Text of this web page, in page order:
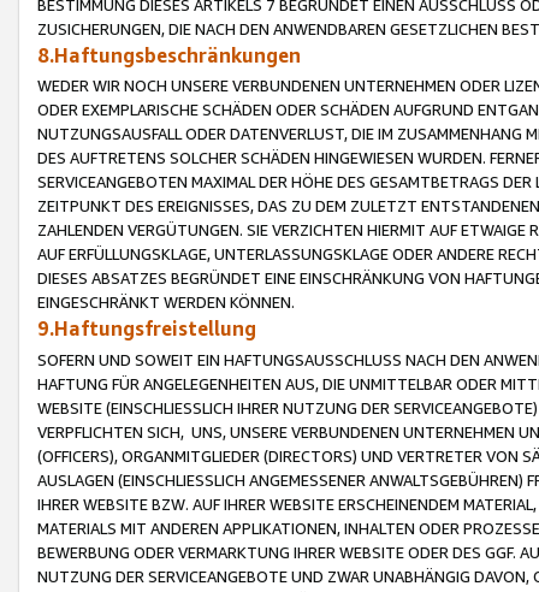
BESTIMMUNG DIESES ARTIKELS 7 BEGRÜNDET EINEN AUSSCHLUSS
ZUSICHERUNGEN, DIE NACH DEN ANWENDBAREN GESETZLICHEN
8.Haftungsbeschränkungen
WEDER WIR NOCH UNSERE VERBUNDENEN UNTERNEHMEN ODER
ODER EXEMPLARISCHE SCHÄDEN ODER SCHÄDEN AUFGRUND
NUTZUNGSAUSFALL ODER DATENVERLUST, DIE IM ZUSAMMENHANG
DES AUFTRETENS SOLCHER SCHÄDEN HINGEWIESEN WURDEN.
SERVICEANGEBOTEN MAXIMAL DER HÖHE DES GESAMTBETRAGS
ZEITPUNKT DES EREIGNISSES, DAS ZU DEM ZULETZT
ZAHLENDEN VERGÜTUNGEN. SIE VERZICHTEN HIERMIT AUF
AUF ERFÜLLUNGSKLAGE, UNTERLASSUNGSKLAGE ODER ANDERE
DIESES ABSATZES BEGRÜNDET EINE EINSCHRÄNKUNG VON
EINGESCHRÄNKT WERDEN KÖNNEN.
9.Haftungsfreistellung
SOFERN UND SOWEIT EIN HAFTUNGSAUSSCHLUSS NACH DEN
HAFTUNG FÜR ANGELEGENHEITEN AUS, DIE UNMITTELBAR ODER
WEBSITE (EINSCHLIESSLICH IHRER NUTZUNG DER
VERPFLICHTEN SICH, UNS, UNSERE VERBUNDENEN UNTERNEHMEN
(OFFICERS), ORGANMITGLIEDER (DIRECTORS) UND VERTRETER VON
AUSLAGEN (EINSCHLIESSLICH ANGEMESSENER
IHRER WEBSITE BZW. AUF IHRER WEBSITE ERSCHEINENDEM
MATERIALS MIT ANDEREN APPLIKATIONEN, INHALTEN ODER
BEWERBUNG ODER VERMARKTUNG IHRER WEBSITE ODER DES GGF.
NUTZUNG DER SERVICEANGEBOTE UND ZWAR UNABHÄNGIG